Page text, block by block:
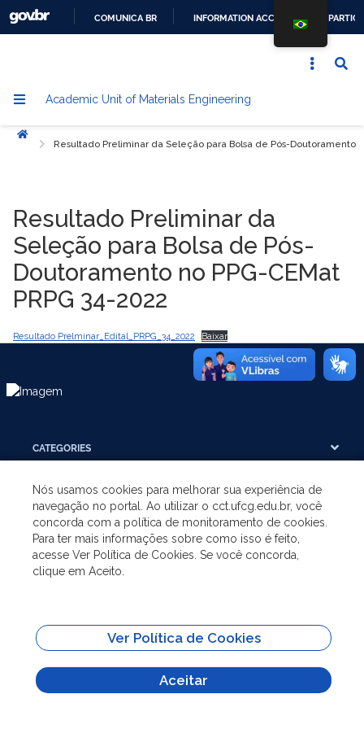
COMUNICA BR INFORMATION ACCESS
Academic Unit of Materials Engineering
Home
Resultado Preliminar da Seleção para Bolsa de Pós-Doutoramento
Resultado Preliminar da
Seleção para Bolsa de Pós-
Doutoramento no PPG-CEMat
PRPG 34-2022
Resultado Prelminar_Edital_PRPG_34_2022 Baixar
CATEGORIES
THE UNIT
UNDERGRADUATE
SHORTCUTS
All content on this site is published under license
Attribution-NoDerivs 3.0
Nós usamos cookies para melhorar sua experiência de
navegação no portal. Ao utilizar o cct.ufcg.edu.br, você
concorda com a política de monitoramento de cookies.
Para ter mais informações sobre como isso é feito,
acesse Ver Política de Cookies. Se você concorda,
clique em Aceito.
Ver Política de Cookies
Aceitar